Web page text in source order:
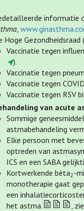
informatie
,
Hoge
Vaccinatie tegen
).
Vaccinatie tegen
Vaccinatie tegen
Vaccinatie tegen RSV
van acute
Sommige
astmabehandeling
Elke persoon met
optreden van
ICS en een SABA
Kortwerkende bèta2-
monotherapie gaat
een
het astma.
,